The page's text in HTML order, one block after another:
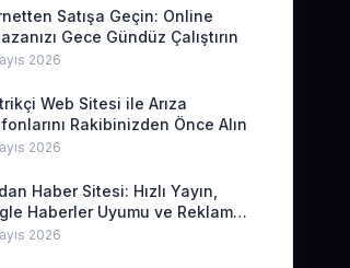
Satışa Geçin: Online
Gece Gündüz Çalıştırın
2026
Web Sitesi ile Arıza
Rakibinizden Önce Alın
2026
Haber Sitesi: Hızlı Yayın,
Haberler Uyumu ve Reklam
2026